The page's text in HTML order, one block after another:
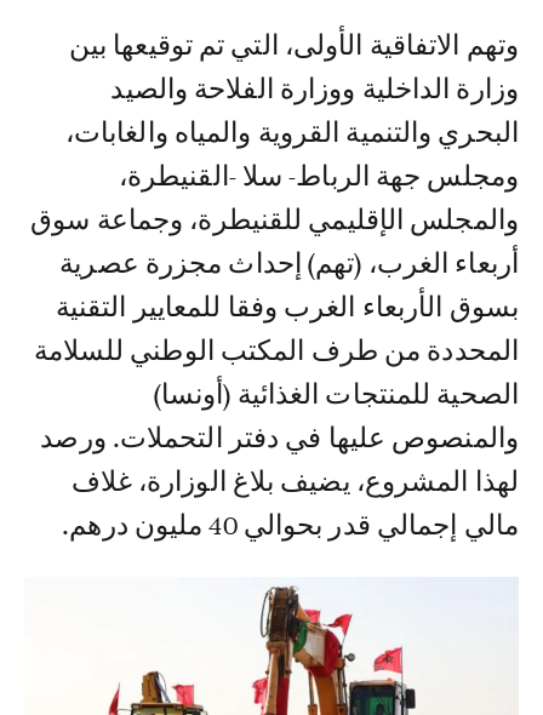
وتهم الاتفاقية الأولى، التي تم توقيعها بين
وزارة الداخلية ووزارة الفلاحة والصيد
البحري والتنمية القروية والمياه والغابات،
ومجلس جهة الرباط- سلا -القنيطرة،
والمجلس الإقليمي للقنيطرة، وجماعة سوق
أربعاء الغرب، (تهم) إحداث مجزرة عصرية
بسوق الأربعاء الغرب وفقا للمعايير التقنية
المحددة من طرف المكتب الوطني للسلامة
الصحية للمنتجات الغذائية (أونسا)
والمنصوص عليها في دفتر التحملات. ورصد
لهذا المشروع، يضيف بلاغ الوزارة، غلاف
مالي إجمالي قدر بحوالي 40 مليون درهم.